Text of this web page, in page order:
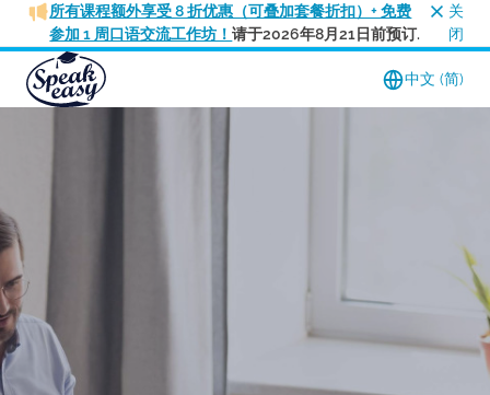
所有课程额外享受 8 折优惠（可叠加套餐折扣）+ 免费
参加 1 周口语交流工作坊！请于2026年8月21日前预订.
关
闭
中文 (简)